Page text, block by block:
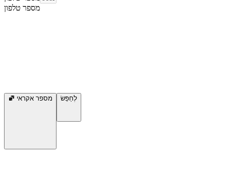
מספר טלפון
מספר אקראי לְחַפֵּשׂ